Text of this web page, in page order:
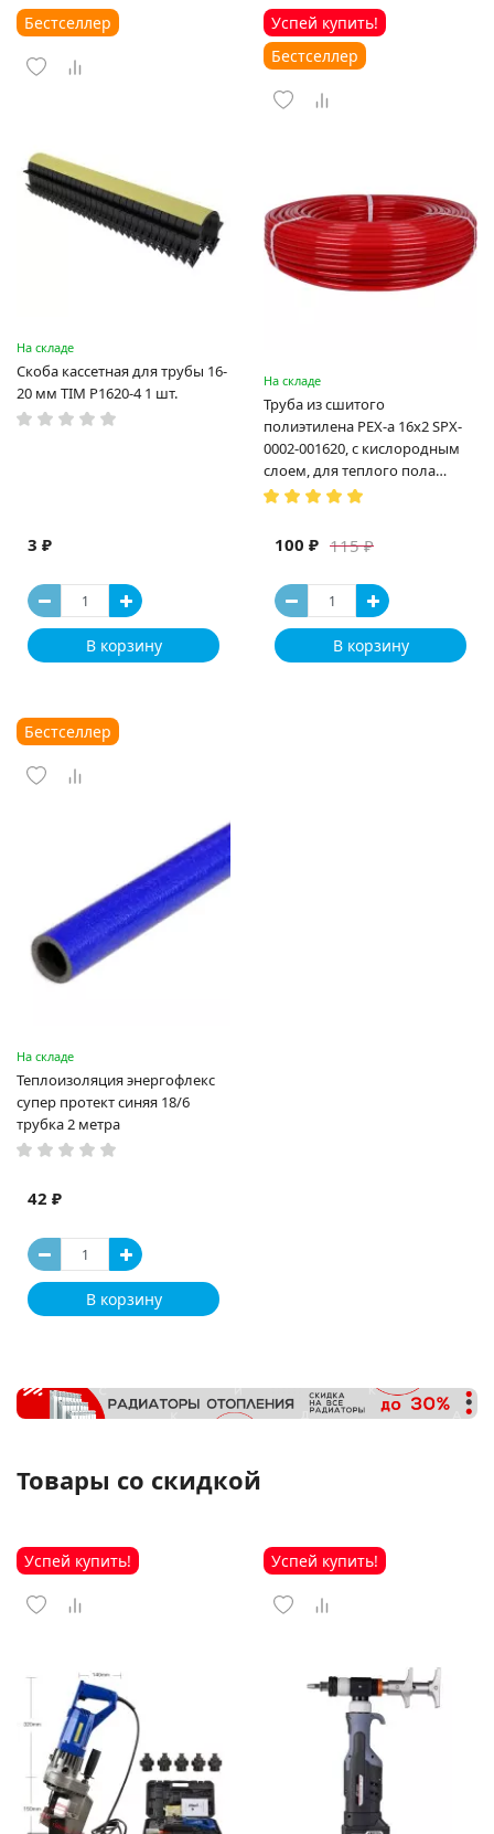
Бестселлер
На складе
Скоба кассетная для трубы 16-
20 мм TIM P1620-4 1 шт.
3 ₽
В корзину
Успей купить!
Бестселлер
На складе
Труба из сшитого
полиэтилена PEX-a 16х2 SPX-
0002-001620, с кислородным
слоем, для теплого пола
(Испания)
115 ₽
100 ₽
В корзину
Бестселлер
На складе
Теплоизоляция энергофлекс
супер протект синяя 18/6
трубка 2 метра
42 ₽
В корзину
Товары со скидкой
Успей купить! Успей купить!